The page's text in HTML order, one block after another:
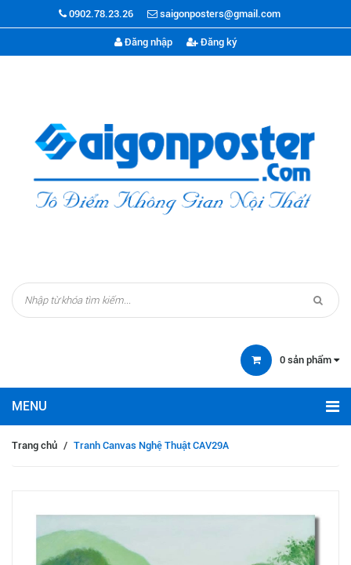
0902.78.23.26 saigonposters@gmail.com
Đăng nhập Đăng ký
0 sản phẩm
Trang chủ / Tranh Canvas Nghệ Thuật CAV29A